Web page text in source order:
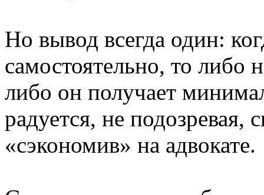
Но вывод всегда один:
самостоятельно, то либо
либо он получает
радуется, не подозревая,
«сэкономив» на адвокате.